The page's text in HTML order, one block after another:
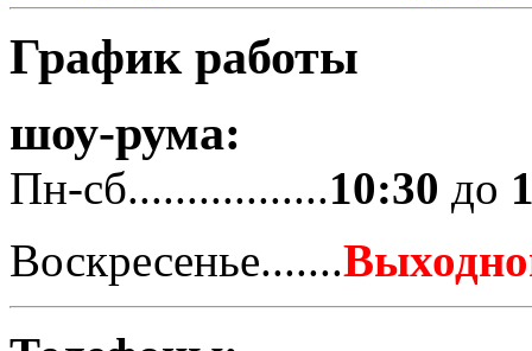
График работы
шоу-рума:
Пн-сб.................10:30 до
Воскресенье.......